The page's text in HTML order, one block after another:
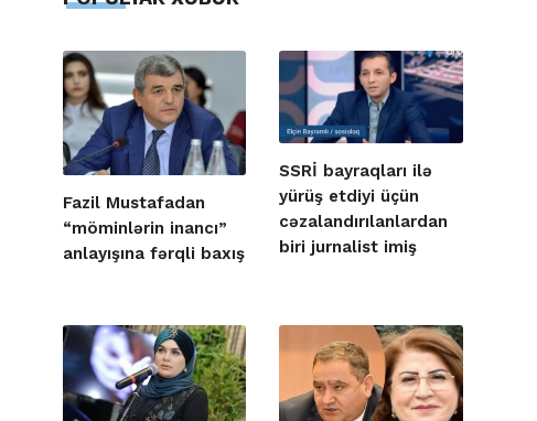
Fazil Mustafadan
“möminlərin inancı”
anlayışına fərqli baxış
SSRİ bayraqları ilə
yürüş etdiyi üçün
cəzalandırılanlardan
biri jurnalist imiş